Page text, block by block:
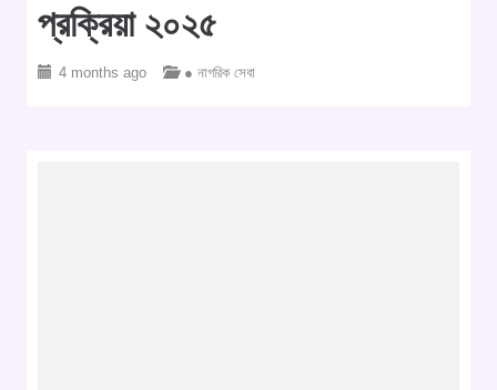
প্রক্রিয়া ২০২৫
4 months ago ● নাগরিক সেবা